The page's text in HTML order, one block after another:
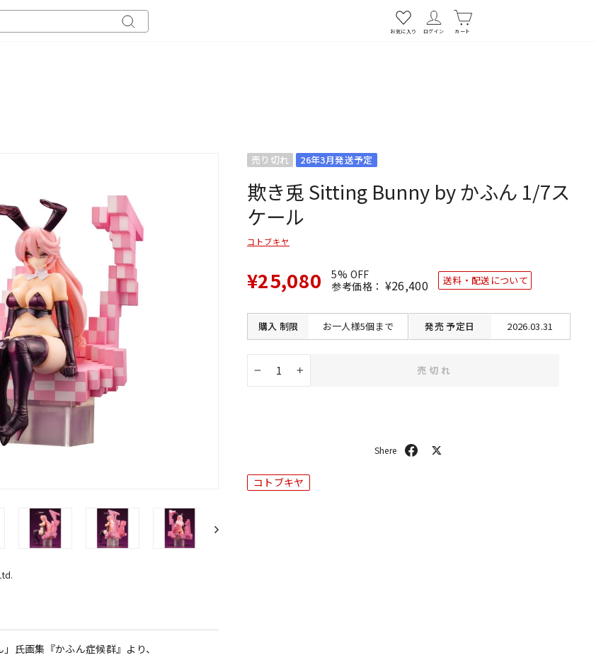
キ
お気に入り ログイン カート
氏画集『かふん症候群』より、
売り切れ 26年3月発送予定
欺き兎 Sitting Bunny by かふん 1/7ス
ケール
コトブキヤ
¥25,080
5% OFF
参考価格： 通
常
格
¥26,400 SALE
価
送料・配送について
購入 制限 お一人様5個まで 発売予定日 2026.03.31
+
売切れ
シ
コトブキヤ